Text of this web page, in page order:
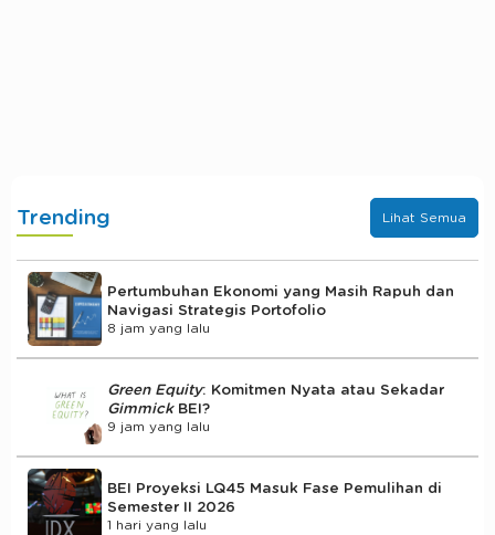
Trending Lihat Semua
Pertumbuhan Ekonomi yang Masih Rapuh dan
Navigasi Strategis Portofolio
8 jam yang lalu
Green Equity: Komitmen Nyata atau Sekadar
Gimmick BEI?
9 jam yang lalu
BEI Proyeksi LQ45 Masuk Fase Pemulihan di
Semester II 2026
1 hari yang lalu